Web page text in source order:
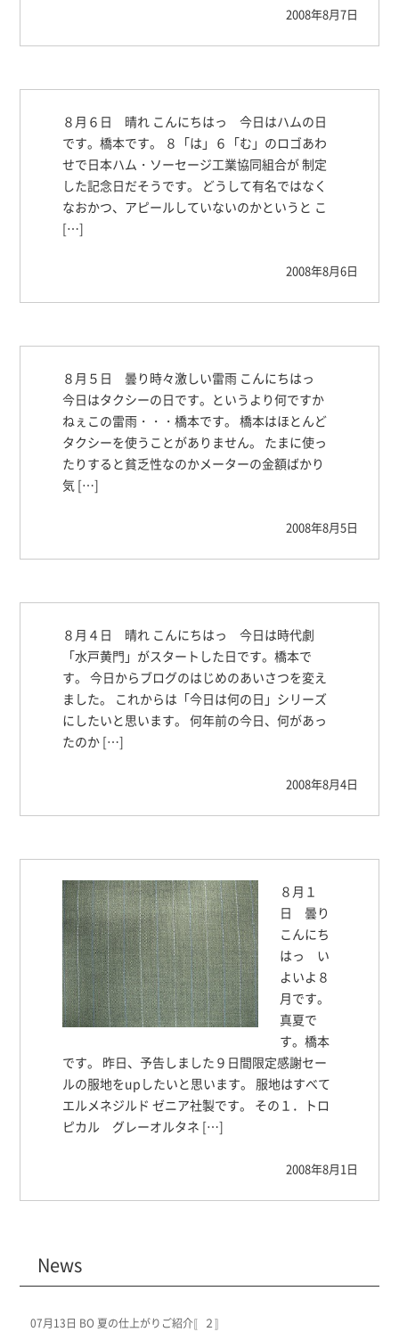
2008年8月7日
８月６日 晴れ こんにちはっ 今日はハムの日
です。橋本です。 ８「は」６「む」のロゴあわ
せで日本ハム・ソーセージ工業協同組合が 制定
した記念日だそうです。 どうして有名ではなく
なおかつ、アピールしていないのかというと こ
[…]
2008年8月6日
８月５日 曇り時々激しい雷雨 こんにちはっ
今日はタクシーの日です。というより何ですか
ねぇこの雷雨・・・橋本です。 橋本はほとんど
タクシーを使うことがありません。 たまに使っ
たりすると貧乏性なのかメーターの金額ばかり
気 […]
2008年8月5日
８月４日 晴れ こんにちはっ 今日は時代劇
「水戸黄門」がスタートした日です。橋本で
す。 今日からブログのはじめのあいさつを変え
ました。 これからは「今日は何の日」シリーズ
にしたいと思います。 何年前の今日、何があっ
たのか […]
2008年8月4日
８月１
日 曇り
こんにち
はっ い
よいよ８
月です。
真夏で
す。橋本
です。 昨日、予告しました９日間限定感謝セー
ルの服地をupしたいと思います。 服地はすべて
エルメネジルド ゼニア社製です。 その１．トロ
ピカル グレーオルタネ […]
2008年8月1日
News
07月13日 BO 夏の仕上がりご紹介〚２〛